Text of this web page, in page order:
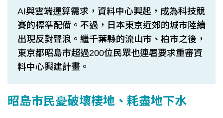
AI與雲端運算需求，資料中心興起，成為科技競
賽的標準配備。不過，日本東京近郊的城市陸續
出現反對聲浪。繼千葉縣的流山市、柏市之後，
東京都昭島市超過200位民眾也連署要求重審資
料中心興建計畫。
昭島市民憂破壞棲地、耗盡地下水